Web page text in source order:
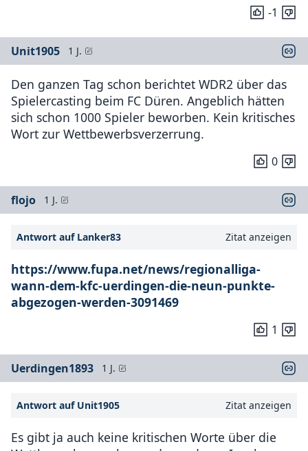
-1
Unit1905 1 J.
Den ganzen Tag schon berichtet WDR2 über das
Spielercasting beim FC Düren. Angeblich hätten
sich schon 1000 Spieler beworben. Kein kritisches
Wort zur Wettbewerbsverzerrung.
0
flojo 1 J.
Antwort auf Lanker83 Zitat anzeigen
https://www.fupa.net/news/regionalliga-
wann-dem-kfc-uerdingen-die-neun-punkte-
abgezogen-werden-3091469
1
Uerdingen1893 1 J.
Antwort auf Unit1905 Zitat anzeigen
Es gibt ja auch keine kritischen Worte über die